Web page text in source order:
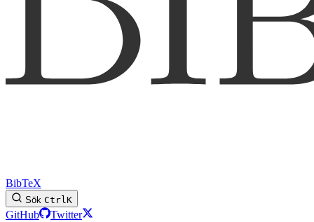
BibTeX
Sök CtrlK
GitHub
Twitter